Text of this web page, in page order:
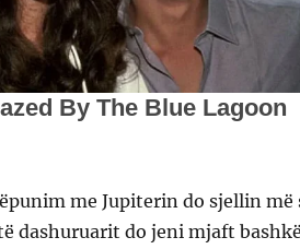
me Jupiterin do sjellin më
dashuruarit do jeni mjaft